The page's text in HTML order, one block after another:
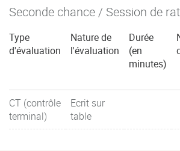
Seconde chance / Session de
Type
d'évaluation
Nature de
l'évaluation
Durée
(en
minutes)
CT (contrôle
terminal)
Ecrit sur
table